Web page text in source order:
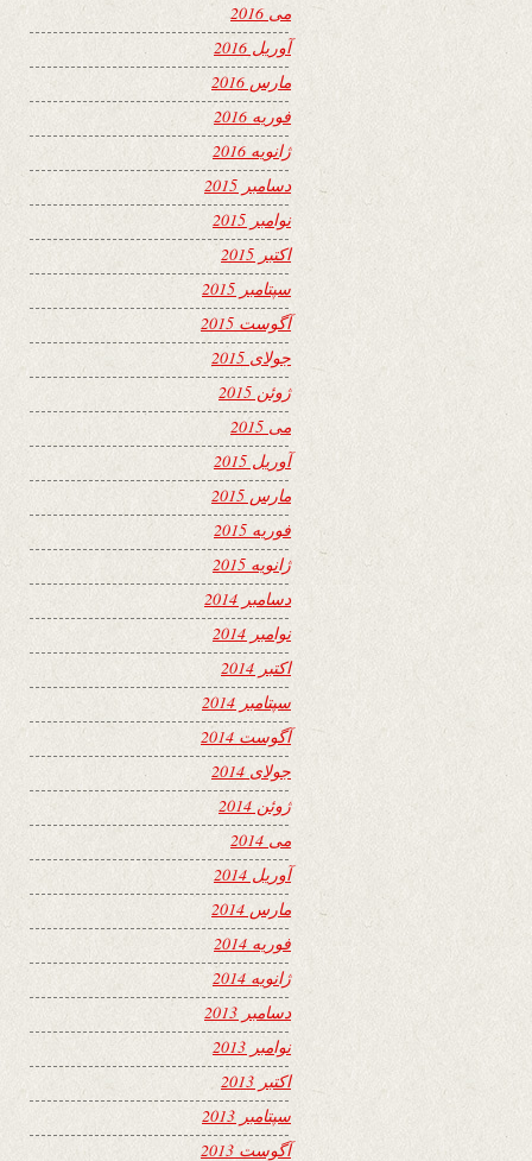
می 2016
آوریل 2016
مارس 2016
فوریه 2016
ژانویه 2016
دسامبر 2015
نوامبر 2015
اکتبر 2015
سپتامبر 2015
آگوست 2015
جولای 2015
ژوئن 2015
می 2015
آوریل 2015
مارس 2015
فوریه 2015
ژانویه 2015
دسامبر 2014
نوامبر 2014
اکتبر 2014
سپتامبر 2014
آگوست 2014
جولای 2014
ژوئن 2014
می 2014
آوریل 2014
مارس 2014
فوریه 2014
ژانویه 2014
دسامبر 2013
نوامبر 2013
اکتبر 2013
سپتامبر 2013
آگوست 2013